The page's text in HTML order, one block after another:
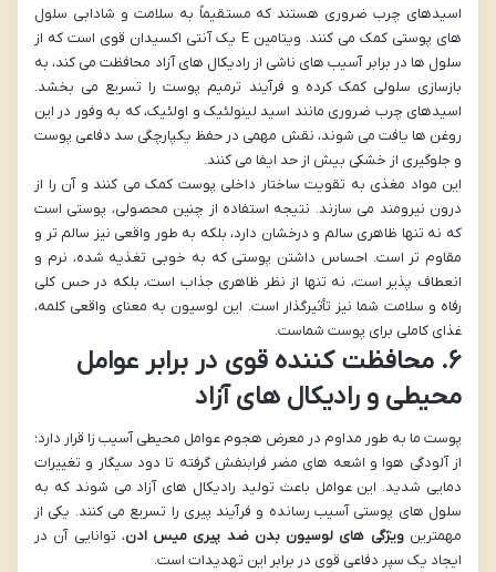
اسیدهای چرب ضروری هستند که مستقیماً به سلامت و شادابی سلول
های پوستی کمک می کنند. ویتامین E یک آنتی اکسیدان قوی است که از
سلول ها در برابر آسیب های ناشی از رادیکال های آزاد محافظت می کند، به
بازسازی سلولی کمک کرده و فرآیند ترمیم پوست را تسریع می بخشد.
اسیدهای چرب ضروری مانند اسید لینولئیک و اولئیک، که به وفور در این
روغن ها یافت می شوند، نقش مهمی در حفظ یکپارچگی سد دفاعی پوست
و جلوگیری از خشکی بیش از حد ایفا می کنند.
این مواد مغذی به تقویت ساختار داخلی پوست کمک می کنند و آن را از
درون نیرومند می سازند. نتیجه استفاده از چنین محصولی، پوستی است
که نه تنها ظاهری سالم و درخشان دارد، بلکه به طور واقعی نیز سالم تر و
مقاوم تر است. احساس داشتن پوستی که به خوبی تغذیه شده، نرم و
انعطاف پذیر است، نه تنها از نظر ظاهری جذاب است، بلکه در حس کلی
رفاه و سلامت شما نیز تأثیرگذار است. این لوسیون به معنای واقعی کلمه،
غذای کاملی برای پوست شماست.
۶. محافظت کننده قوی در برابر عوامل
محیطی و رادیکال های آزاد
پوست ما به طور مداوم در معرض هجوم عوامل محیطی آسیب زا قرار دارد؛
از آلودگی هوا و اشعه های مضر فرابنفش گرفته تا دود سیگار و تغییرات
دمایی شدید. این عوامل باعث تولید رادیکال های آزاد می شوند که به
سلول های پوستی آسیب رسانده و فرآیند پیری را تسریع می کنند. یکی از
مهمترینویژگی های لوسیون بدن ضد پیری میس ادن، توانایی آن در
ایجاد یک سپر دفاعی قوی در برابر این تهدیدات است.